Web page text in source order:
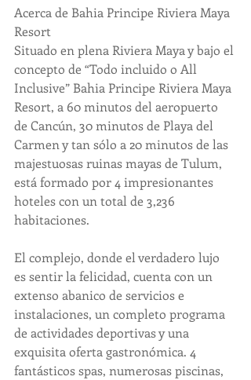
Acerca de Bahia Principe Riviera Maya
Resort
Situado en plena Riviera Maya y bajo el
concepto de “Todo incluido o All
Inclusive” Bahia Principe Riviera Maya
Resort, a 60 minutos del aeropuerto
de Cancún, 30 minutos de Playa del
Carmen y tan sólo a 20 minutos de las
majestuosas ruinas mayas de Tulum,
está formado por 4 impresionantes
hoteles con un total de 3,236
habitaciones.
El complejo, donde el verdadero lujo
es sentir la felicidad, cuenta con un
extenso abanico de servicios e
instalaciones, un completo programa
de actividades deportivas y una
exquisita oferta gastronómica. 4
fantásticos spas, numerosas piscinas,